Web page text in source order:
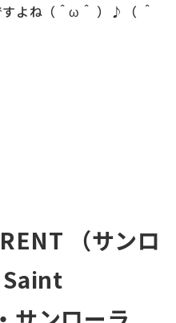
すよね（＾ω＾ ）♪（ ＾
（サンロ
Saint